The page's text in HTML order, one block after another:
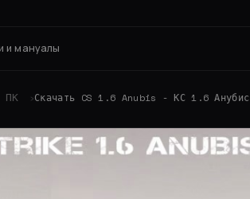
и мануалы
ПК ›Скачать CS 1.6 Anubis - КС 1.6 Анубис